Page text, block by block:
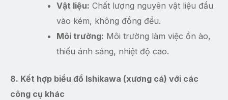
Vật liệu: Chất lượng nguyên vật liệu đầu
vào kém, không đồng đều.
Môi trường: Môi trường làm việc ồn ào,
thiếu ánh sáng, nhiệt độ cao.
8. Kết hợp biểu đồ Ishikawa (xương cá) với các
công cụ khác